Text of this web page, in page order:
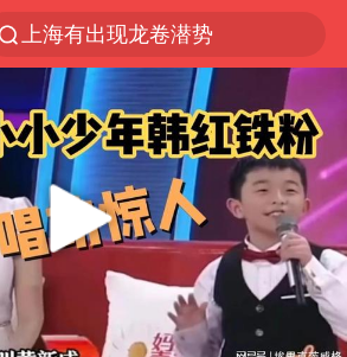
上海有出现龙卷潜势
上海：5号线16号线浦江线全线停运
白海豚预计将在浙江苍南到三门一带登陆
今日15时起福州地铁高架区段停运
白海豚将给京津冀带来大暴雨
王艺迪2-4不敌张本美和止步4强
国足U17与阿森纳决赛取消 并列冠军
上门女婿出轨女邻居多年被判重婚罪
14:03